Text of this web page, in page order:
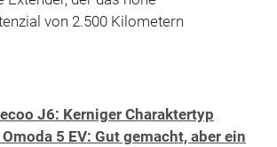
von 2.500 Kilometern
J6: Kerniger Charaktertyp
5 EV: Gut gemacht, aber ein